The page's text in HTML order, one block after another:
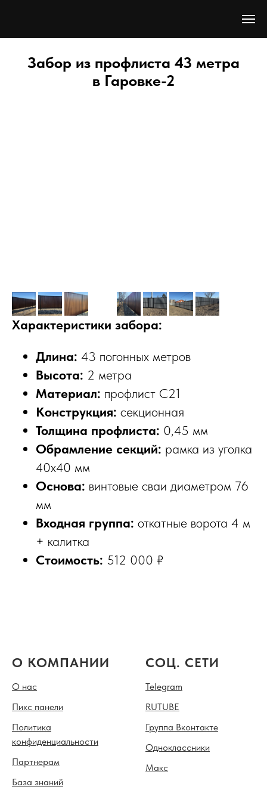
Забор из профлиста 43 метра
в Гаровке-2
Характеристики забора:
Длина: 43 погонных метров
Высота: 2 метра
Материал: профлист С21
Конструкция: секционная
Толщина профлиста: 0,45 мм
Обрамление секций: рамка из уголка
40х40 мм
Основа: винтовые сваи диаметром 76
мм
Входная группа: откатные ворота 4 м
+ калитка
Стоимость: 512 000 ₽
О КОМПАНИИ
О нас
Пикс панели
Политика
конфиденциальности
Партнерам
База знаний
СОЦ. СЕТИ
Telegram
RUTUBE
Группа Вконтакте
Одноклассники
Mакс